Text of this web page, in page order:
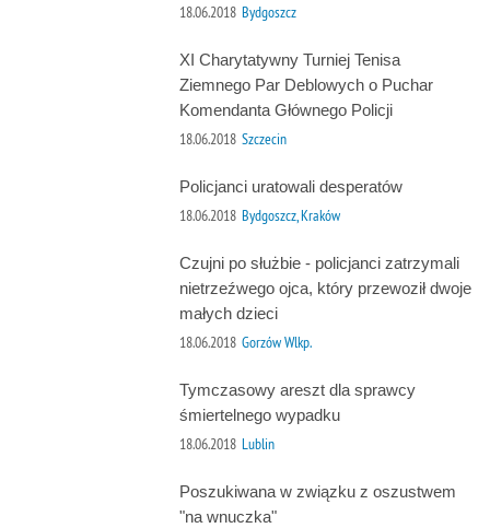
18.06.2018 Bydgoszcz
XI Charytatywny Turniej Tenisa
Ziemnego Par Deblowych o Puchar
Komendanta Głównego Policji
18.06.2018 Szczecin
Policjanci uratowali desperatów
18.06.2018 Bydgoszcz, Kraków
Czujni po służbie - policjanci zatrzymali
nietrzeźwego ojca, który przewoził dwoje
małych dzieci
18.06.2018 Gorzów Wlkp.
Tymczasowy areszt dla sprawcy
śmiertelnego wypadku
18.06.2018 Lublin
Poszukiwana w związku z oszustwem
"na wnuczka"